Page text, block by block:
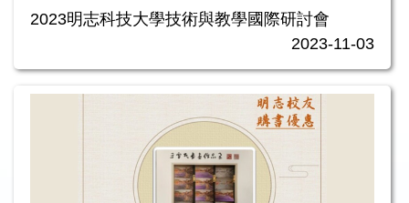
2023明志科技大學技術與教學國際研討會
2023-11-03